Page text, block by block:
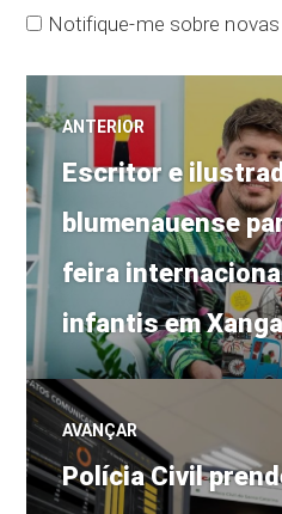
Notifique-me sobre
Navegação
de
Post
ANTERIOR
Post
anterior:
Escritor e
blumenauense
feira
infantis em
AVANÇAR
Próximo
Polícia Civil